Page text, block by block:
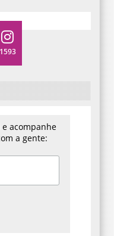
1593
acompanhe
a gente: